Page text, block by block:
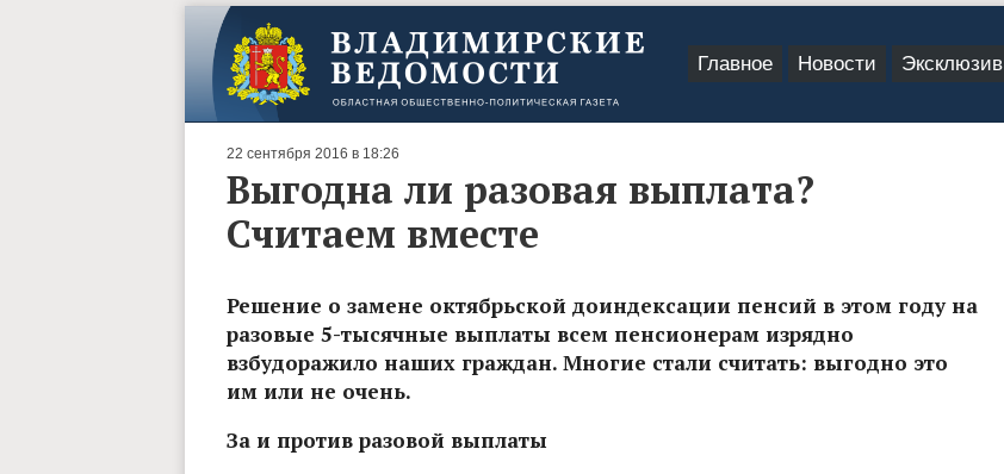
Главное Новости Эксклюзив
22 сентября 2016 в 18:26
Выгодна ли разовая выплата?
Считаем вместе
Решение о замене октябрьской доиндексации пенсий в этом году на
разовые 5-тысячные выплаты всем пенсионерам изрядно
взбудоражило наших граждан. Многие стали считать: выгодно это
им или не очень.
За и против разовой выплаты